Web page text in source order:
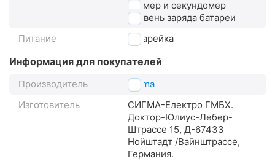
таймер и секундомер
уровень заряда батареи
Питание
батарейка
Информация для покупателей
Производитель
Sigma
Изготовитель
СИГМА-Електро ГМБХ.
Доктор-Юлиус-Лебер-
Штрассе 15, Д-67433
Нойштадт /Вайнштрассе,
Германия.